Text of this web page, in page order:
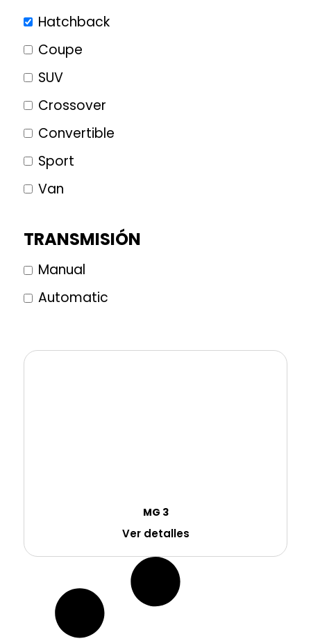
Hatchback
Coupe
SUV
Crossover
Convertible
Sport
Van
TRANSMISIÓN
Manual
Automatic
MG 3
Ver detalles